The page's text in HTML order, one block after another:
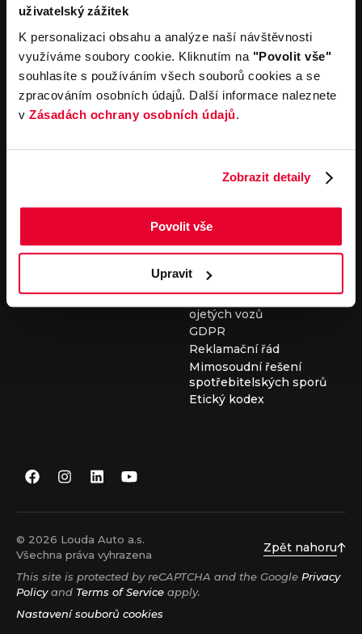
uživatelský zážitek
K personalizaci obsahu a analýze naší návštěvnosti
využíváme soubory cookie. Kliknutím na "Povolit vše"
souhlasíte s používáním všech souborů cookies a se
zpracováním osobních údajů. Další informace naleznete
v Zásadách ochrany osobních údajů.
Zobrazit detaily
Povolit vše
Upravit
Carsharing
Autopůjčovna
Operativní leasing
Louda Auto+ Poděbrady
Obytné vozy
Novinky
Kariéra
Servisní služby
Servis
Důležité odkazy
Cookies
Všeobecné obchodní
podmínky pro online
vozidel
Všeobecné obchodní
podmínky pro provádění
servisních prací
Všeobecné obchodní
podmínky při nákupu
ojetých vozů
GDPR
Reklamační řád
Mimosoudní řešení
spotřebitelských sporů
Etický kodex
© 2026 Louda Auto a.s.
Všechna práva vyhrazena
Zpět nahoru
This site is protected by reCAPTCHA and the Google Privacy
Policyand Terms of Service apply.
Nastavení souborů cookies